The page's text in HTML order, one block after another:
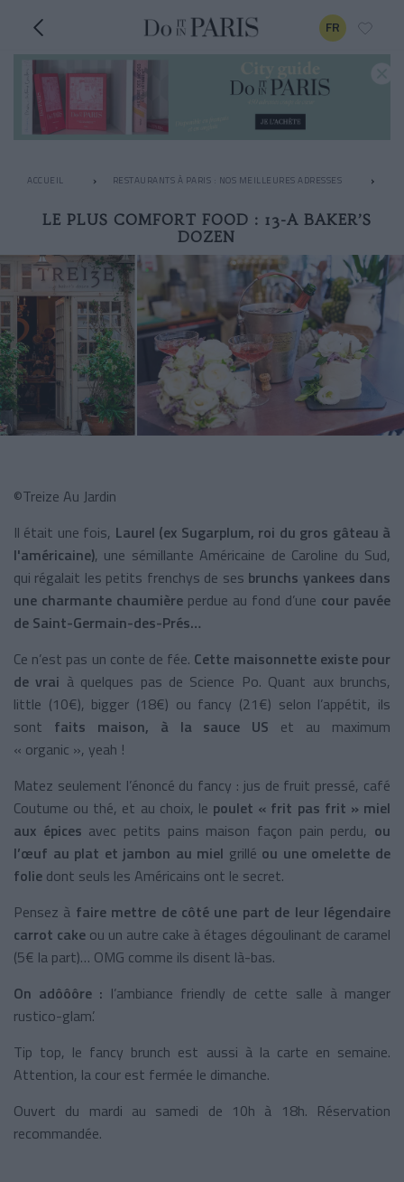
FR
ACCUEIL RESTAURANTS À PARIS : NOS MEILLEURES ADRESSES
LE PLUS COMFORT FOOD : 13-A BAKER’S
DOZEN
©Treize Au Jardin
Il était une fois, Laurel (ex Sugarplum, roi du gros gâteau à
l'américaine), une sémillante Américaine de Caroline du Sud,
qui régalait les petits frenchys de ses brunchs yankees dans
une charmante chaumière perdue au fond d’une cour pavée
de Saint-Germain-des-Prés…
Ce n’est pas un conte de fée. Cette maisonnette existe pour
de vrai à quelques pas de Science Po. Quant aux brunchs,
little (10€), bigger (18€) ou fancy (21€) selon l’appétit, ils
sont faits maison, à la sauce US et au maximum
« organic », yeah !
Matez seulement l’énoncé du fancy : jus de fruit pressé, café
Coutume ou thé, et au choix, le poulet « frit pas frit » miel
aux épices avec petits pains maison façon pain perdu, ou
l’œuf au plat et jambon au miel grillé ou une omelette de
folie dont seuls les Américains ont le secret.
Pensez à faire mettre de côté une part de leur légendaire
carrot cake ou un autre cake à étages dégoulinant de caramel
(5€ la part)… OMG comme ils disent là-bas.
On adôôôre : l’ambiance friendly de cette salle à manger
rustico-glam’.
Tip top, le fancy brunch est aussi à la carte en semaine.
Attention, la cour est fermée le dimanche.
Ouvert du mardi au samedi de 10h à 18h. Réservation
recommandée.